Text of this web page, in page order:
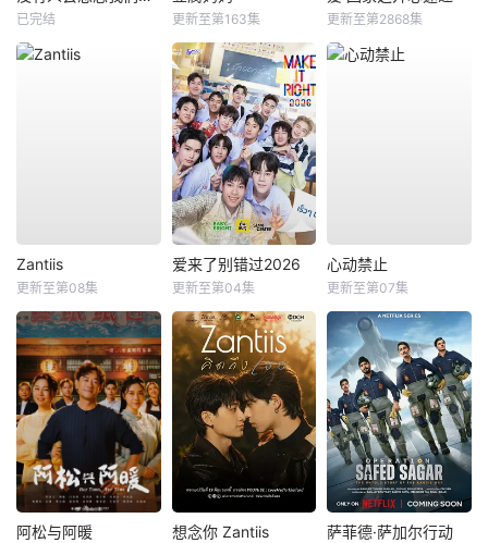
已完结 更新至第163集 更新至第2868集
Zantiis
更新至第08集
爱来了别错过2026
更新至第04集
心动禁止
更新至第07集
阿松与阿暖 想念你 Zantiis 萨菲德·萨加尔行动